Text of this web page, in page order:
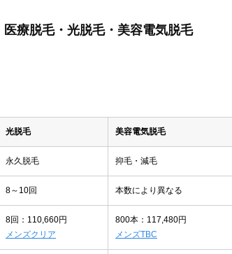
療脱毛・光脱毛・美容電気脱毛
光脱毛 美容電気脱毛
永久脱毛 抑毛・減毛
8～10回 本数により異なる
8回：110,660円
メンズクリア
800本：117,480円
メンズTBC